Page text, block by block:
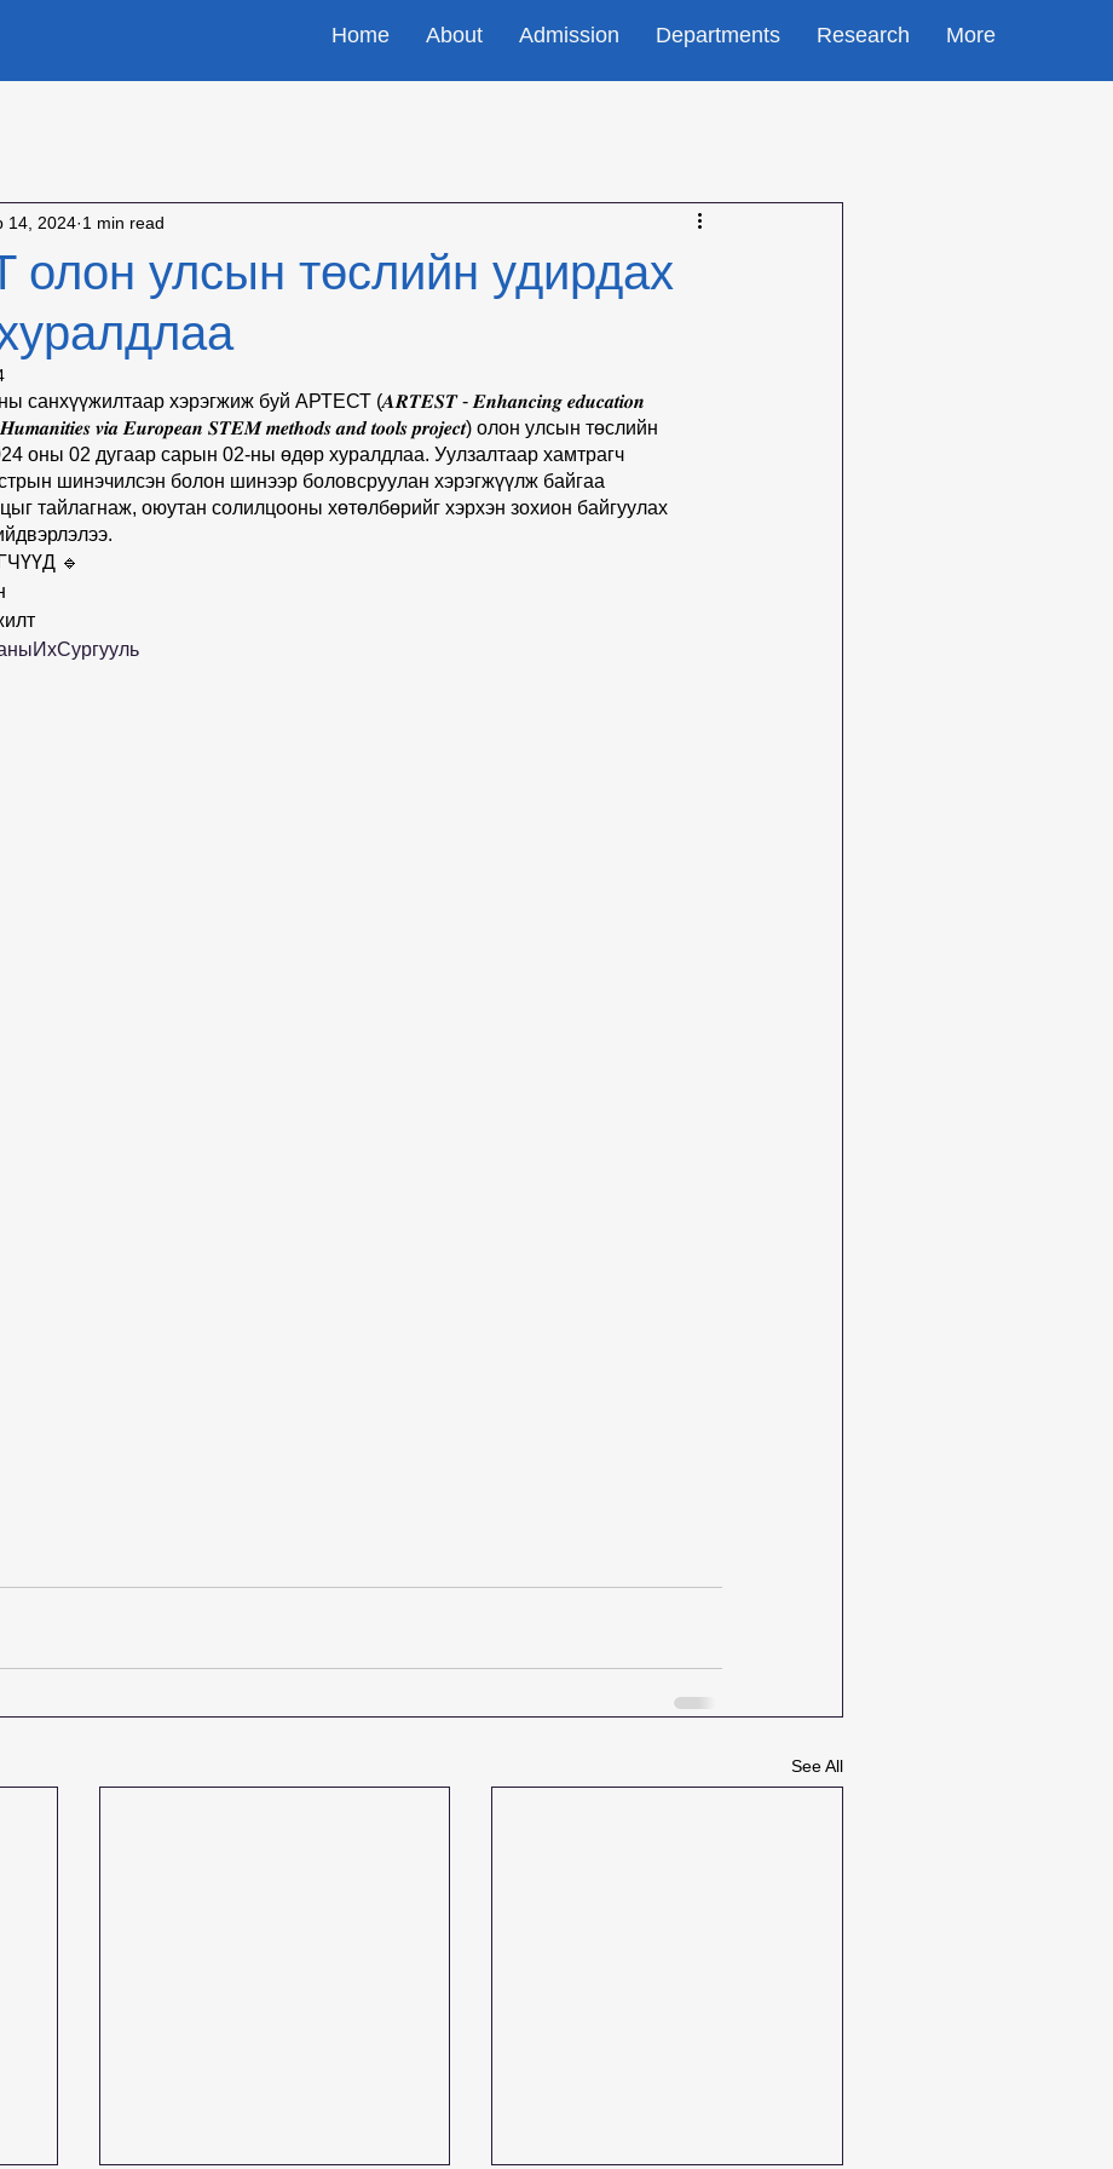
Home About Admission Departments Research More
олон улсын төслийн удирдах
14, 2024 1 min read
санхүүжилтаар хэрэгжиж буй АРТЕСТ (𝑨𝑹𝑻𝑬𝑺𝑻 - 𝑬𝒏𝒉𝒂𝒏𝒄𝒊𝒏𝒈 𝒆𝒅𝒖𝒄𝒂𝒕𝒊𝒐𝒏
𝒗𝒊𝒂 𝑬𝒖𝒓𝒐𝒑𝒆𝒂𝒏 𝑺𝑻𝑬𝑴 𝒎𝒆𝒕𝒉𝒐𝒅𝒔 𝒂𝒏𝒅 𝒕𝒐𝒐𝒍𝒔 𝒑𝒓𝒐𝒋𝒆𝒄𝒕) олон улсын төслийн
оны 02 дугаар сарын 02-ны өдөр хуралдлаа. Уулзалтаар хамтрагч
шинэчилсэн болон шинээр боловсруулан хэрэгжүүлж байгаа
тайлагнаж, оюутан солилцооны хөтөлбөрийг хэрхэн зохион байгуулах
🔹
See All